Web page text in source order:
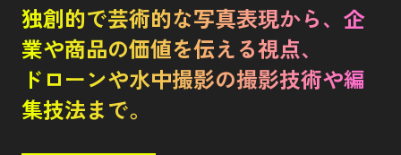
独創的で芸術的な写真表現から、企
業や商品の価値を伝える視点、
ドローンや水中撮影の撮影技術や編
集技法まで。